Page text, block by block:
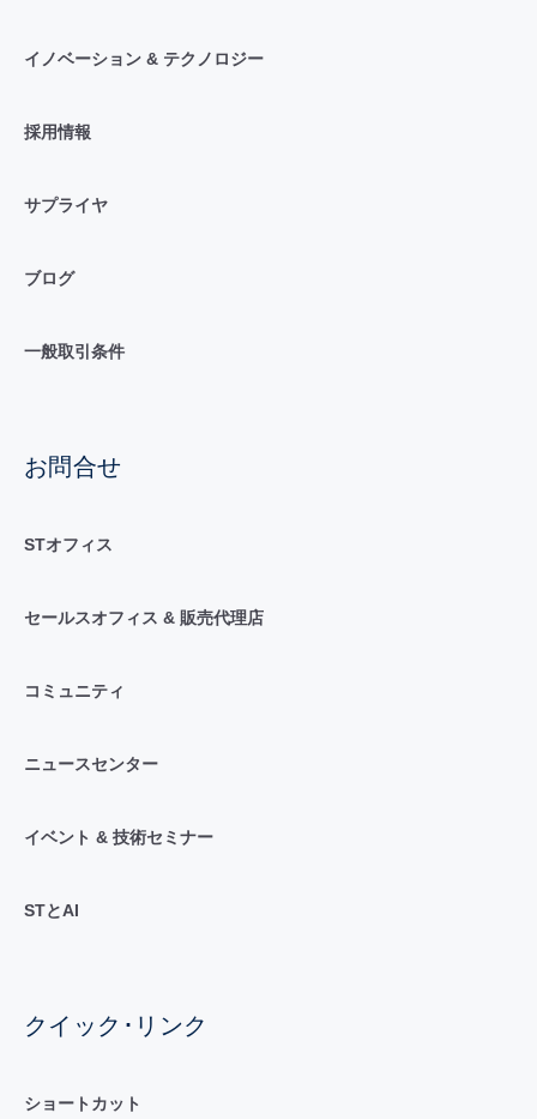
イノベーション & テクノロジー
採用情報
サプライヤ
ブログ
一般取引条件
お問合せ
STオフィス
セールスオフィス & 販売代理店
コミュニティ
ニュースセンター
イベント & 技術セミナー
STとAI
クイック･リンク
ショートカット